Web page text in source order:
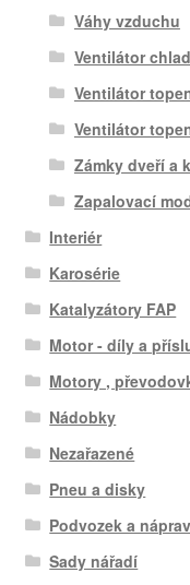
Váhy vzduchu
Ventilátor
Ventilátor
Ventilátor
Zámky dveří a
Zapalovací
Interiér
Karosérie
Katalyzátory FAP
Motor - díly a
Motory ,
Nádobky
Nezařazené
Pneu a disky
Podvozek a
Sady nářadí